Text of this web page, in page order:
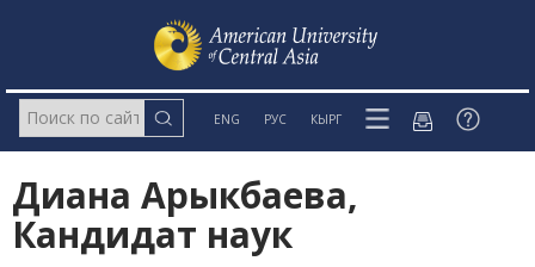
ENG РУС КЫРГ
Диана Арыкбаева,
Кандидат наук